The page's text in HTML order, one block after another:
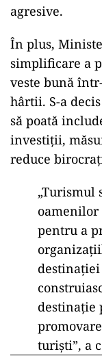
agresive.
În plus,
simplificare a
veste bună
hârtii. S-a
să poată
investiții,
reduce
„Turismul
oamenilor
pentru a
destinației
destinație
turiști”, a